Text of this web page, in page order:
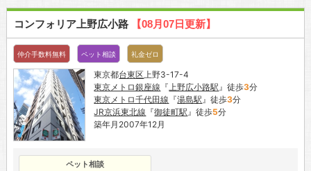
コンフォリア上野広小路 【08月07日更新】
仲介手数料無料 ペット相談 礼金ゼロ
東京都台東区上野3-17-4
東京メトロ銀座線 『上野広小路駅』徒歩3分
東京メトロ千代田線 『湯島駅』徒歩3分
JR京浜東北線 『御徒町駅』徒歩5分
築年月2007年12月
ペット相談